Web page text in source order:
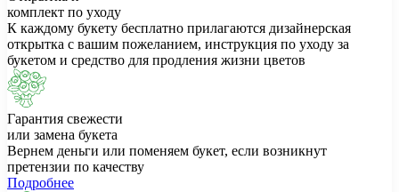
комплект по уходу
К каждому букету бесплатно прилагаются дизайнерская
открытка с вашим пожеланием, инструкция по уходу за
букетом и средство для продления жизни цветов
Гарантия свежести
или замена букета
Вернем деньги или поменяем букет, если возникнут
претензии по качеству
Подробнее